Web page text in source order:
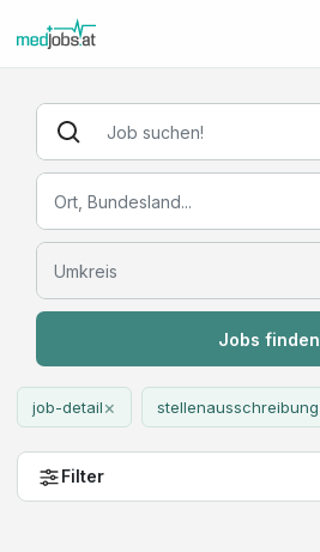
Jobs finden
job-detail× stellenausschreibung
Filter